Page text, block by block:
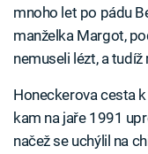
mnoho let po pádu
manželka Margot,
nemuseli lézt, a
Honeckerova cesta
kam na jaře 1991
načež se uchýlil na